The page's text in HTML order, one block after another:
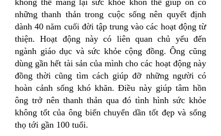
không thể mang lại sức khỏe khôn thể giúp ôn có
những thanh thản trong cuộc sống nên quyết định
dành 40 năm cuối đời tập trung vào các hoạt động từ
thiện. Hoạt động này có liên quan chủ yếu đến
ngành giáo dục và sức khỏe cộng đồng. Ông cũng
dùng gần hết tài sản của mình cho các hoạt động này
đồng thời cũng tìm cách giúp đỡ những người có
hoàn cảnh sống khó khăn. Điều này giúp tâm hồn
ông trở nên thanh thản qua đó tình hình sức khỏe
không tốt của ông biến chuyển dần tốt đẹp và sống
thọ tới gần 100 tuổi.